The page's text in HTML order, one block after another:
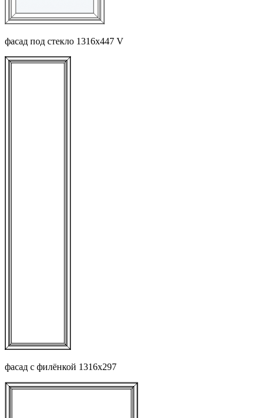
фасад под стекло 1316х447 V
фасад с филёнкой 1316х297